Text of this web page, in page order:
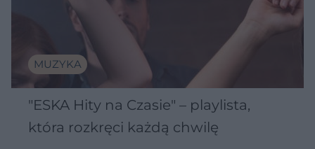
MUZYKA
"ESKA Hity na Czasie" – playlista,
która rozkręci każdą chwilę